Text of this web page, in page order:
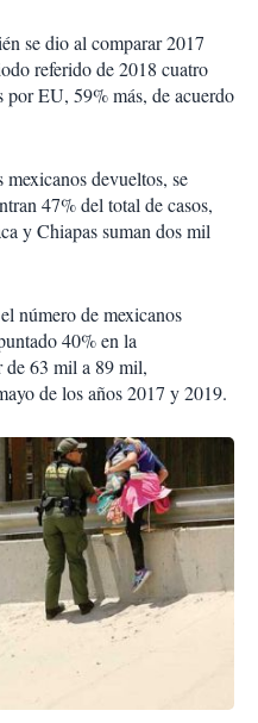
se dio al comparar 2017
referido de 2018 cuatro
EU, 59% más, de acuerdo
devueltos, se
47% del total de casos,
y Chiapas suman dos mil
número de mexicanos
40% en la
de 63 mil a 89 mil,
de los años 2017 y 2019.